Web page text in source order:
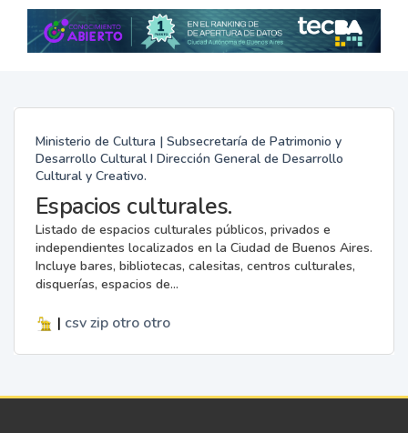
Ministerio de Cultura | Subsecretaría de Patrimonio y
Desarrollo Cultural I Dirección General de Desarrollo
Cultural y Creativo.
Espacios culturales.
Listado de espacios culturales públicos, privados e
independientes localizados en la Ciudad de Buenos Aires.
Incluye bares, bibliotecas, calesitas, centros culturales,
disquerías, espacios de...
| csv zip otro otro